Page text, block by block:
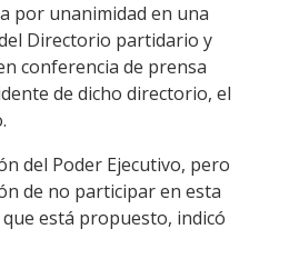
por unanimidad en una
Directorio partidario y
conferencia de prensa
de dicho directorio, el
del Poder Ejecutivo, pero
de no participar en esta
está propuesto, indicó